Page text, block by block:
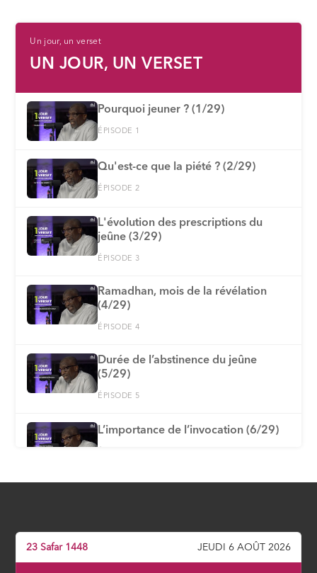
Un jour, un verset
UN JOUR, UN VERSET
Pourquoi jeuner ? (1/29)
ÉPISODE 1
Qu'est-ce que la piété ? (2/29)
ÉPISODE 2
L'évolution des prescriptions du
jeûne (3/29)
ÉPISODE 3
Ramadhan, mois de la révélation
(4/29)
ÉPISODE 4
Durée de l’abstinence du jeûne
(5/29)
ÉPISODE 5
L’importance de l’invocation (6/29)
Explication de la Fatiha : ses
23 Safar 1448 JEUDI 6 AOÛT 2026